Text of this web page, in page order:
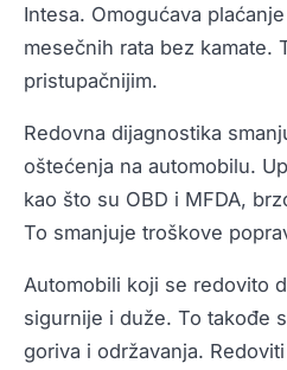
Intesa. Omogućava
mesečnih rata bez kamate.
pristupačnijim.
Redovna dijagnostika
oštećenja na automobilu.
kao što su OBD i MFDA,
To smanjuje troškove
Automobili koji se redovito
sigurnije i duže. To takođe
goriva i održavanja.